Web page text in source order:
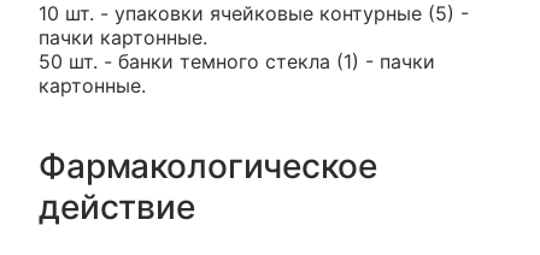
10 шт. - упаковки ячейковые контурные (5) -
пачки картонные.
50 шт. - банки темного стекла (1) - пачки
картонные.
Фармакологическое
действие